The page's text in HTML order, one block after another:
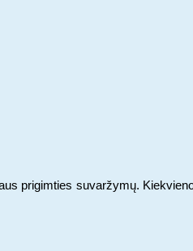
prigimties suvaržymų.